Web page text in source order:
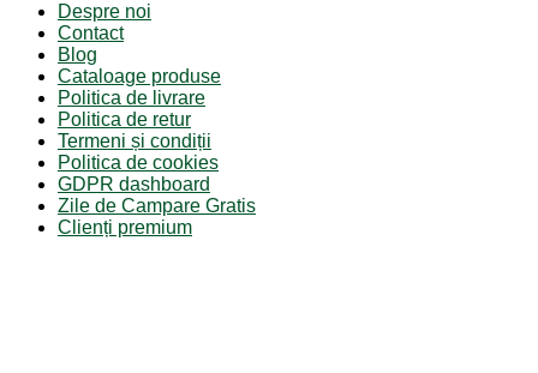
Despre noi
Contact
Blog
Cataloage produse
Politica de livrare
Politica de retur
Termeni și condiții
Politica de cookies
GDPR dashboard
Zile de Campare Gratis
Clienți premium